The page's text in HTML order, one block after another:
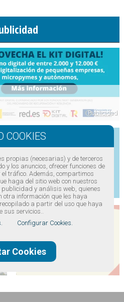
propias (necesarias) y de terceros
y los anuncios, ofrecer funciones de
tráfico. Además, compartimos
haga del sitio web con nuestros
y análisis web, quienes
otra información que les haya
a partir del uso que haya
sus servicios..
Configurar Cookies.
Cookies